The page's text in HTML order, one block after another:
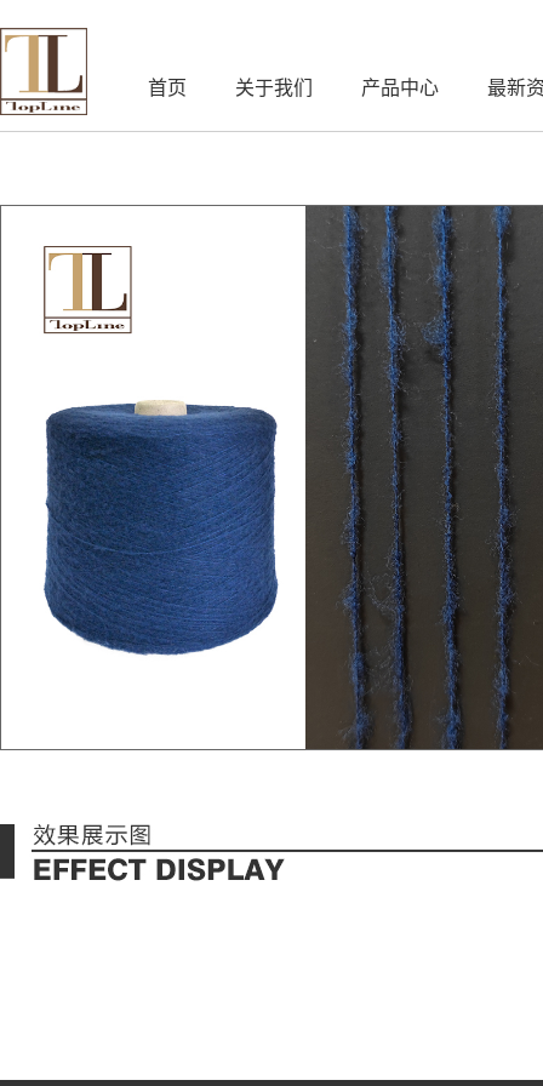
首页 关于我们 产品中心 最新